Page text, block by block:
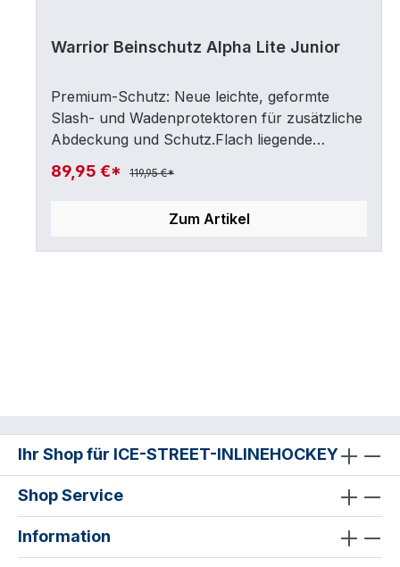
Warrior Beinschutz Alpha Lite Junior
Premium-Schutz: Neue leichte, geformte
Slash- und Wadenprotektoren für zusätzliche
Abdeckung und Schutz.Flach liegende
Riemen: Einfach zu bedienen und verfangen
sich nicht in den Socken.
89,95 €* 119,95 €*
Zum Artikel
Ihr Shop für ICE-STREET-INLINEHOCKEY
Shop Service
Information